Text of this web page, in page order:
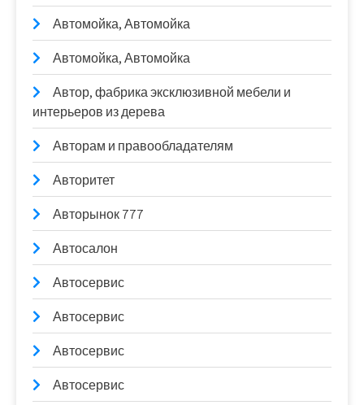
Автомойка, Автомойка
Автомойка, Автомойка
Автор, фабрика эксклюзивной мебели и
интерьеров из дерева
Авторам и правообладателям
Авторитет
Авторынок 777
Автосалон
Автосервис
Автосервис
Автосервис
Автосервис